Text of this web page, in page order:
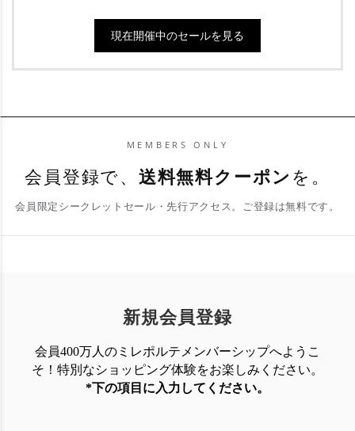
現在開催中のセールを見る
MEMBERS ONLY
会員登録で、 送料無料クーポン を。
会員限定シークレットセール・先行アクセス。ご登録は無料です。
新規会員登録
会員400万人のミレポルテメンバーシップへようこ
そ！特別なショッピング体験をお楽しみください。
*下の項目に入力してください。